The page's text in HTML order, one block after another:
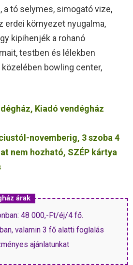
a tó selymes, simogató vize,
erdei környezet nyugalma,
kipihenjék a rohanó
testben és lélekben
bowling center,
Kiadó vendégház
novemberig, 3 szoba 4
nem hozható, SZÉP kártya
árak
48 000,-Ft/éj/4 fő.
valamin 3 fő alatti foglalás
ajánlatunkat